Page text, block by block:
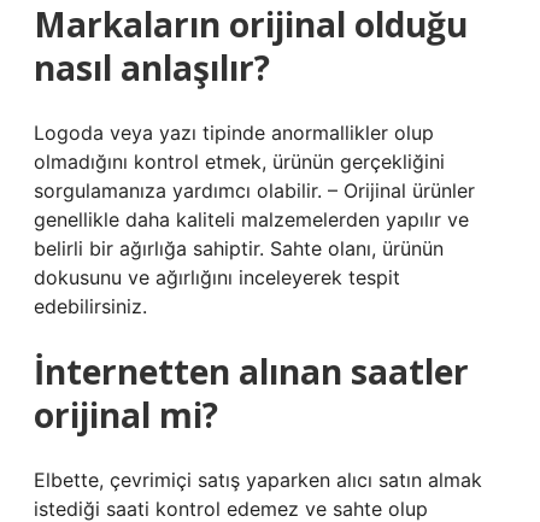
Markaların orijinal olduğu
nasıl anlaşılır?
Logoda veya yazı tipinde anormallikler olup
olmadığını kontrol etmek, ürünün gerçekliğini
sorgulamanıza yardımcı olabilir. – Orijinal ürünler
genellikle daha kaliteli malzemelerden yapılır ve
belirli bir ağırlığa sahiptir. Sahte olanı, ürünün
dokusunu ve ağırlığını inceleyerek tespit
edebilirsiniz.
İnternetten alınan saatler
orijinal mi?
Elbette, çevrimiçi satış yaparken alıcı satın almak
istediği saati kontrol edemez ve sahte olup